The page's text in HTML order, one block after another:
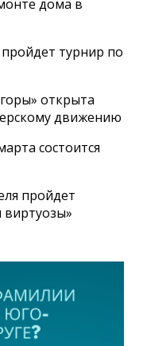
дома в
турнир по
открыта
движению
состоится
пройдет